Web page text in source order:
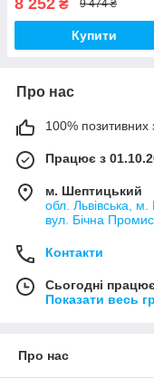
₴ 9 474 ₴
Купити
Про нас
100% позитивних
Працює з
м. Шептицький
обл. Львівська,
вул. Бічна
Контакти
Сьогодні
Показати весь
Про нас